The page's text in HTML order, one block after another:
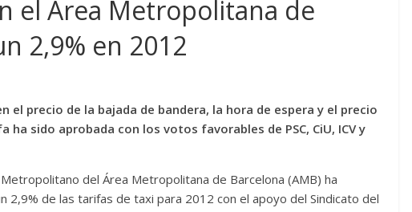
el Àrea Metropolitana de
2,9% en 2012
el precio de la bajada de bandera, la hora de espera y el precio
sido aprobada con los votos favorables de PSC, CiU, ICV y
del Área Metropolitana de Barcelona (AMB) ha
de las tarifas de taxi para 2012 con el apoyo del Sindicato del